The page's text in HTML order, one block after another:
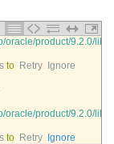
oracle/product/9.2.0/
to Retry
Ignore
oracle/product/9.2.0/
to Retry Ignore